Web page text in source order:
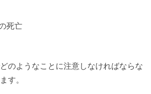
死亡
のようなことに注意しなければならな
す。